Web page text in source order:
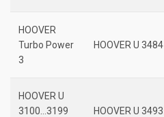
HOOVER
Turbo Power
3
HOOVER U 3484
HOOVER U
3100…3199
HOOVER U 3493